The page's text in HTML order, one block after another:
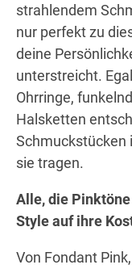
strahlendem
nur perfekt zu
deine
unterstreicht.
Ohrringe,
Halsketten
Schmuckstücken
sie tragen.
Alle, die
Style auf ihre
Von Fondant